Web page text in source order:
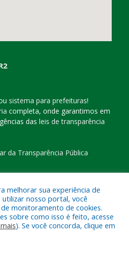
sistema para prefeituras!
completa, onde garantimos em
das leis de transparência
da Transparência Pública
a Prefeitura Municipal de Eldorado
do Carajás
o Webmail
melhorar sua experiência de
nosso portal, você
monitoramento de cookies.
sobre como isso é feito, acesse
). Se você concorda, clique em